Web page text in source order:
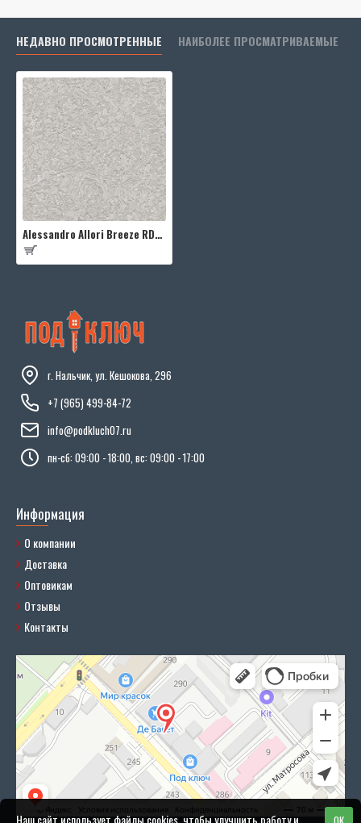
НЕДАВНО ПРОСМОТРЕННЫЕ НАИБОЛЕЕ ПРОСМАТРИВАЕМЫЕ
Alessandro Allori Breeze RDT2209-2
г. Нальчик, ул. Кешокова, 296
+7 (965) 499-84-72
info@podkluch07.ru
пн-сб: 09:00 - 18:00, вс: 09:00 - 17:00
Информация
О компании
Доставка
Оптовикам
Отзывы
Контакты
Наш сайт использует файлы cookies, чтобы улучшить работу и